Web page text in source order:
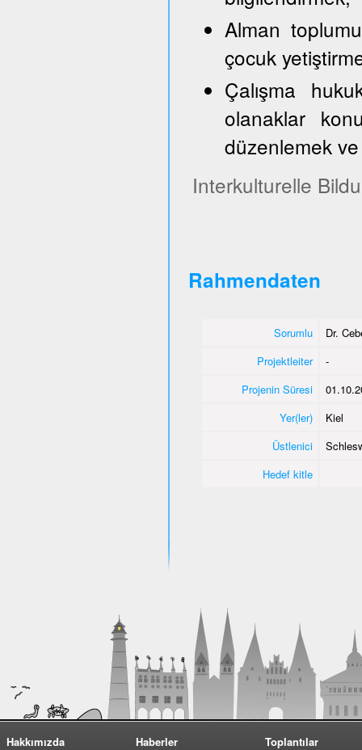
Alman
çocuk
Çalışma
olanaklar
düzenlemek
Interkulturelle
Rahmendaten
Sorumlu
Dr.
Projektleiter
-
Projenin Süresi
Yer(ler)
Kiel
Üstlenici
Hedef kitle
Hakkımızda
Haberler
Toplantılar